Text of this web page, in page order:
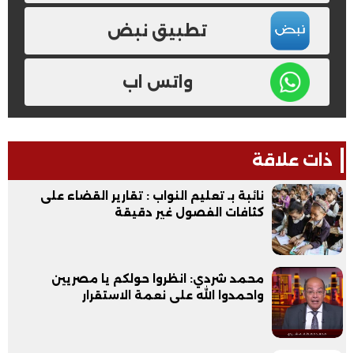
تطبيق نبض
واتس اب
ذات علاقة
نائبة بـ تعليم النواب : تقارير القضاء على
كثافات الفصول غير دقيقة
محمد شردي: انظروا حولكم يا مصريين
واحمدوا الله على نعمة الاستقرار